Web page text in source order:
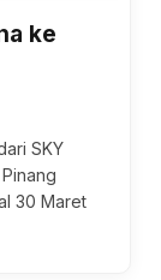
ke
SKY
30 Maret